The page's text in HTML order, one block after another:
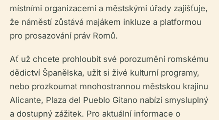
místními organizacemi a městskými úřady zajišťuje,
že náměstí zůstává majákem inkluze a platformou
pro prosazování práv Romů.
Ať už chcete prohloubit své porozumění romskému
dědictví Španělska, užít si živé kulturní programy,
nebo prozkoumat mnohostrannou městskou krajinu
Alicante, Plaza del Pueblo Gitano nabízí smysluplný
a dostupný zážitek. Pro aktuální informace o